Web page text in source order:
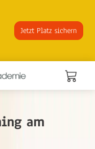
Jetzt Platz sichern
am